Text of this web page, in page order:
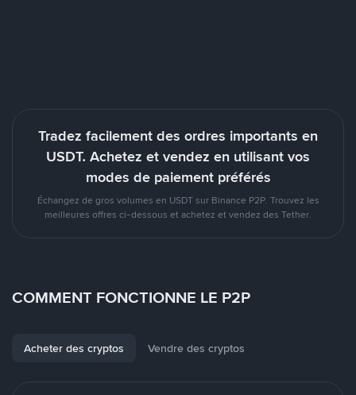
Tradez facilement des ordres importants en
USDT. Achetez et vendez en utilisant vos
modes de paiement préférés
Échangez de gros volumes en USDT sur Binance P2P. Trouvez les
meilleures offres ci-dessous et achetez et vendez des Tether.
COMMENT FONCTIONNE LE P2P
Acheter des cryptos Vendre des cryptos